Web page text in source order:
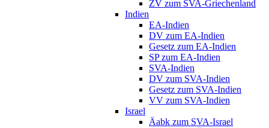
ZV zum SVA-Griechenland
Indien
EA-Indien
DV zum EA-Indien
Gesetz zum EA-Indien
SP zum EA-Indien
SVA-Indien
DV zum SVA-Indien
Gesetz zum SVA-Indien
VV zum SVA-Indien
Israel
Äabk zum SVA-Israel